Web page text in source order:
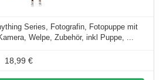
Series, Fotografin, Fotopuppe mit
Welpe, Zubehör, inkl Puppe, ...
18,99 €